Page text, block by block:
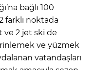
bağlı 100
farklı noktada
ve 2 jet ski de
ve yüzmek
vatandaşları